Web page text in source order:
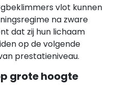
vlot kunnen
na zware
dat zij hun lichaam
op de volgende
prestatieniveau.
grote hoogte